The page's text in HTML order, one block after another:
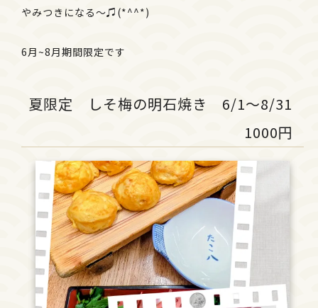
やみつきになる〜♫(*^^*)
6月~8月期間限定です
夏限定 しそ梅の明石焼き 6/1〜8/31
1000円